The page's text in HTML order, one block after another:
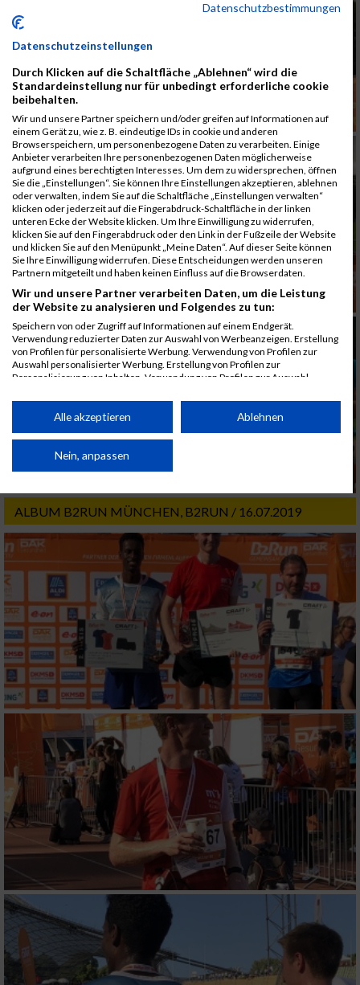
ALBUM B2RUN MÜNCHEN, B2RUN / 16.07.2019
Datenschutzbestimmungen
Datenschutzeinstellungen
Durch Klicken auf die Schaltfläche „Ablehnen“ wird die
Standardeinstellung nur für unbedingt erforderliche cookie
beibehalten.
Wir und unsere Partner speichern und/oder greifen auf Informationen auf
einem Gerät zu, wie z. B. eindeutige IDs in cookie und anderen
Browserspeichern, um personenbezogene Daten zu verarbeiten. Einige
Anbieter verarbeiten Ihre personenbezogenen Daten möglicherweise
aufgrund eines berechtigten Interesses. Um dem zu widersprechen, öffnen
Sie die „Einstellungen“. Sie können Ihre Einstellungen akzeptieren, ablehnen
oder verwalten, indem Sie auf die Schaltfläche „Einstellungen verwalten“
klicken oder jederzeit auf die Fingerabdruck-Schaltfläche in der linken
unteren Ecke der Website klicken. Um Ihre Einwilligung zu widerrufen,
klicken Sie auf den Fingerabdruck oder den Link in der Fußzeile der Website
und klicken Sie auf den Menüpunkt „Meine Daten“. Auf dieser Seite können
Sie Ihre Einwilligung widerrufen. Diese Entscheidungen werden unseren
Partnern mitgeteilt und haben keinen Einfluss auf die Browserdaten.
Wir und unsere Partner verarbeiten Daten, um die Leistung
der Website zu analysieren und Folgendes zu tun:
Speichern von oder Zugriff auf Informationen auf einem Endgerät.
Verwendung reduzierter Daten zur Auswahl von Werbeanzeigen. Erstellung
von Profilen für personalisierte Werbung. Verwendung von Profilen zur
Auswahl personalisierter Werbung. Erstellung von Profilen zur
Personalisierung von Inhalten. Verwendung von Profilen zur Auswahl
Performance von Inhalten. Analyse von Zielgruppen durch Statistiken oder
Kombinationen von Daten aus verschiedenen Quellen. Entwicklung und
von Inhalten.
Daten können außerhalb der Europäischen Union weitergegeben und in die
Website/App.
Partnerliste anzeigen (1 IAB-Anbieter)
Wir nutzen Ihre Daten für folgende Zwecke:
IAB-Verarbeitungszwecke:
Speichern von oder Zugriff auf Informationen
auf einem Endgerät
Verwendung reduzierter Daten zur Auswahl
von Werbeanzeigen
Erstellung von Profilen für personalisierte
Werbung
Verwendung von Profilen zur Auswahl
personalisierter Werbung
Erstellung von Profilen zur Personalisierung
von Inhalten
Verwendung von Profilen zur Auswahl
personalisierter Inhalte
Messung der Werbeleistung
Messung der Performance von Inhalten
Alle akzeptieren Ablehnen
Nein, anpassen